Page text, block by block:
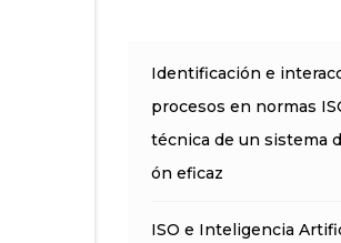
Identificación e
procesos en normas
técnica de un sistema
ón eficaz
ISO e Inteligencia